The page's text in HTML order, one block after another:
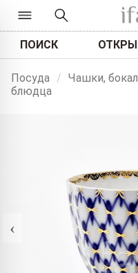
ПОИСК
Посуда / Чашки,
блюдца
‹